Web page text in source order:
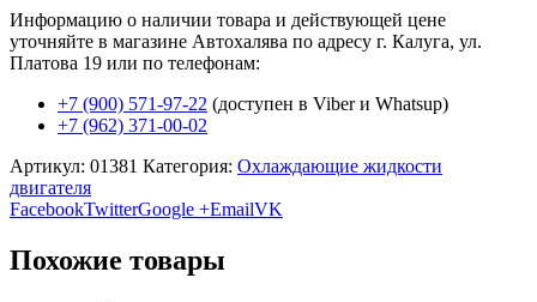
Информацию о наличии товара и действующей цене
уточняйте в магазине Автохалява по адресу г. Калуга, ул.
Платова 19 или по телефонам:
+7 (900) 571-97-22 (доступен в Viber и Whatsup)
+7 (962) 371-00-02
Артикул: 01381 Категория: Охлаждающие жидкости
двигателя
FacebookTwitterGoogle +EmailVK
Похожие товары